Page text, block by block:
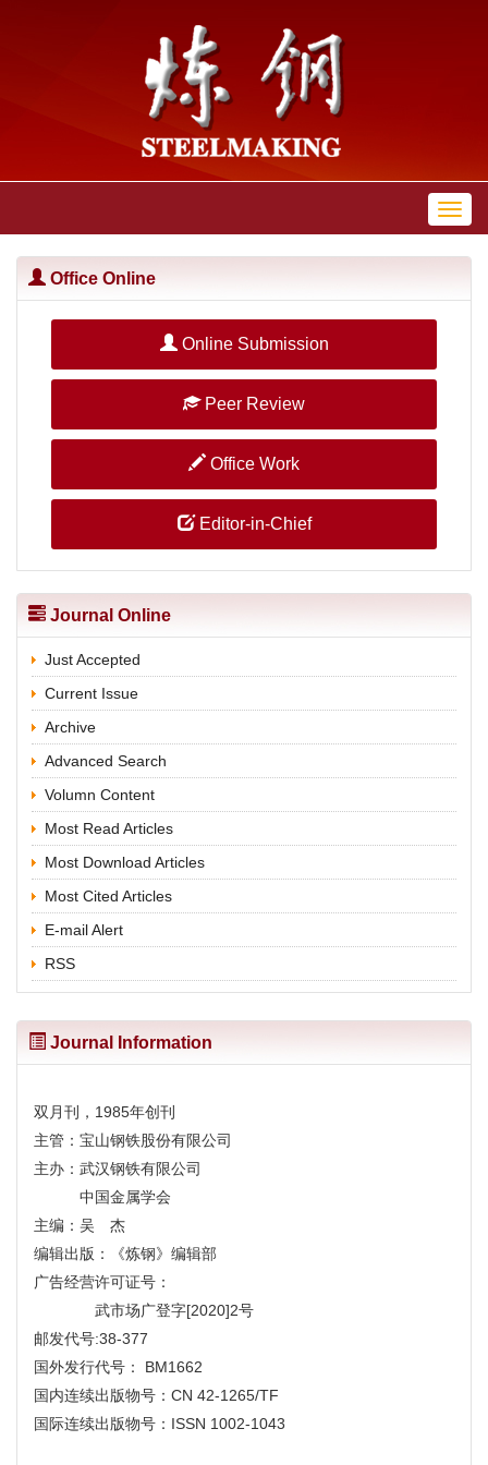
Office Online
Online Submission
Peer Review
Office Work
Editor-in-Chief
Journal Online
Just Accepted
Current Issue
Archive
Advanced Search
Volumn Content
Most Read Articles
Most Download Articles
Most Cited Articles
E-mail Alert
RSS
Journal Information
双月刊，1985年创刊
主管：宝山钢铁股份有限公司
主办：武汉钢铁有限公司
中国金属学会
主编：吴 杰
编辑出版：《炼钢》编辑部
广告经营许可证号：
武市场广登字[2020]2号
邮发代号:38-377
国外发行代号： BM1662
国内连续出版物号：CN 42-1265/TF
国际连续出版物号：ISSN 1002-1043